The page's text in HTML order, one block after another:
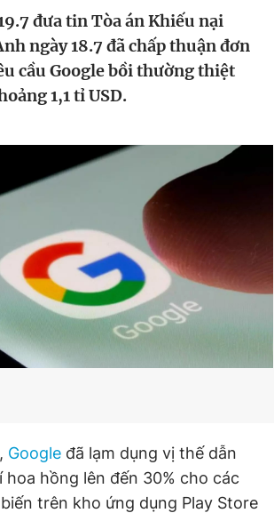
Tin 360
Magazine
Bạn cần biết
Liên hệ quảng cáo
trên điện thoại
đưa tin Tòa án Khiếu nại
ngày 18.7 đã chấp thuận đơn
cầu Google bồi thường thiệt
1,1 tỉ USD.
Google đã lạm dụng vị thế dẫn
hoa hồng lên đến 30% cho các
trên kho ứng dụng Play Store